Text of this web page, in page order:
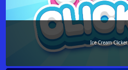
Ice Cream Clicker